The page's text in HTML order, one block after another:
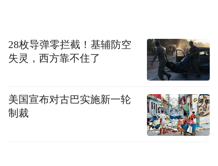
构。
海谱润斯知识产权部由此诞生。这个部门由
研发前端，为产品工程师提供设计思路。
“我们不是埋头于故纸堆的学究，而是站在船
28枚导弹零拦截！基辅防空
失灵，西方靠不住了
美国宣布对古巴实施新一轮
制裁